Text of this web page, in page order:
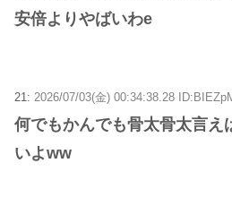
安倍よりやばいわe
21: 2026/07/03(金) 00:34:38.28
何でもかんでも骨太骨太言え
いよww